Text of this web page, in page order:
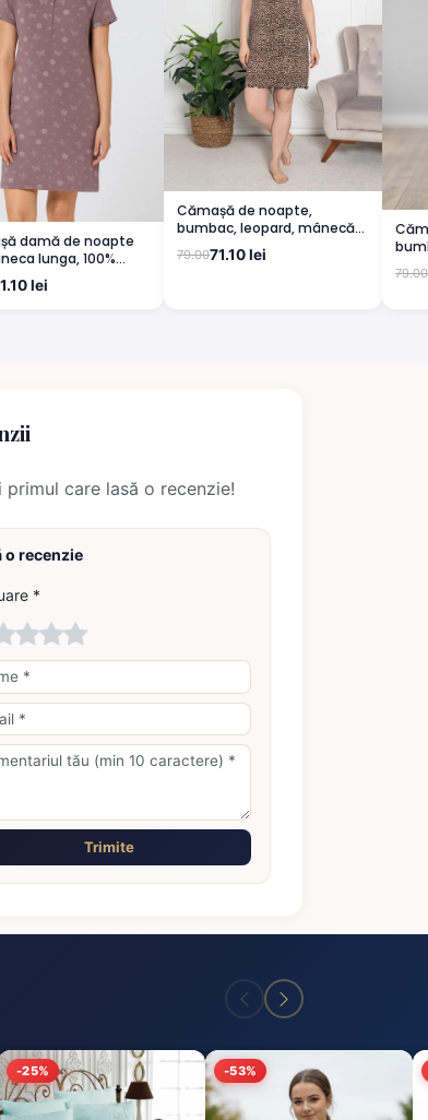
damă de noapte
lunga, 100%
lei
Cămașă de noapte,
bumbac, leopard, mânecă
scurtă
79.0071.10 lei
79.00
primul care lasă o recenzie!
o recenzie
*
Trimite
-25% -53%